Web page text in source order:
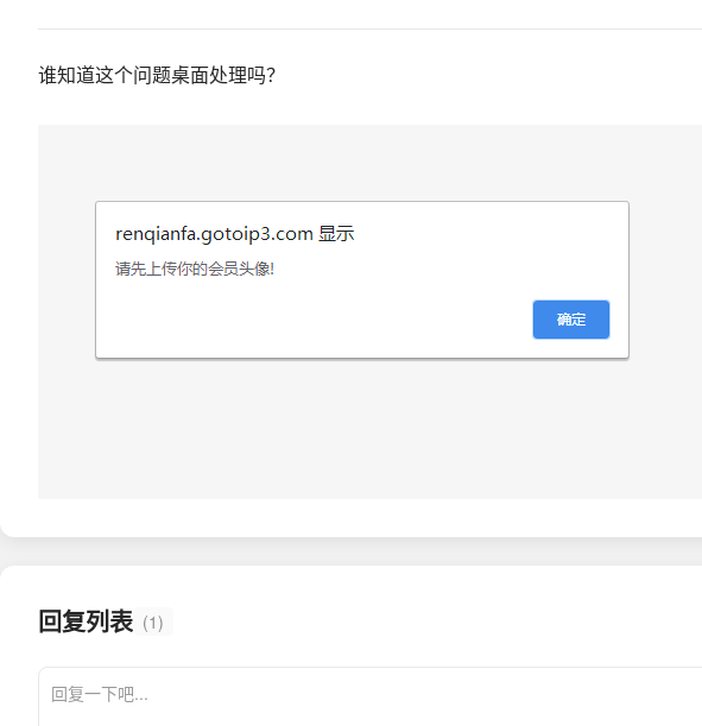
谁知道这个问题桌面处理吗？
回复列表 (1)